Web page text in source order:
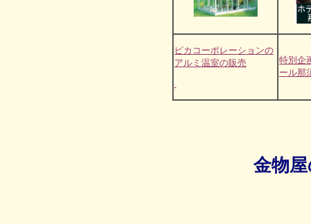
ピカコーポレーションの
アルミ温室の販売
特別企
ール那
金物